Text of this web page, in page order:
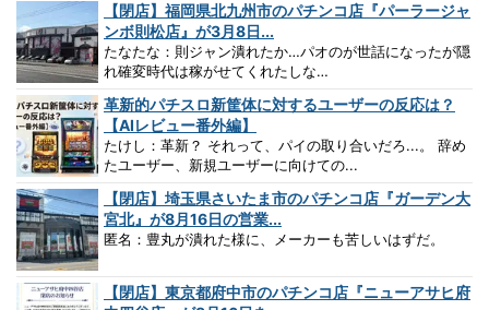
【閉店】福岡県北九州市のパチンコ店『パーラージャ
ンボ則松店』が3月8日...
たなたな：則ジャン潰れたか…パオのが世話になったが隠
れ確変時代は稼がせてくれたしな…
革新的パチスロ新筐体に対するユーザーの反応は？
【AIレビュー番外編】
たけし：革新？ それって、パイの取り合いだろ...。 辞め
たユーザー、新規ユーザーに向けての...
【閉店】埼玉県さいたま市のパチンコ店『ガーデン大
宮北』が8月16日の営業...
匿名：豊丸が潰れた様に、メーカーも苦しいはずだ。
【閉店】東京都府中市のパチンコ店『ニューアサヒ府